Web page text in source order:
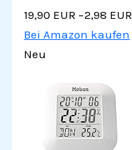
19,90 EUR −2,98 EUR
Bei Amazon kaufen
Neu